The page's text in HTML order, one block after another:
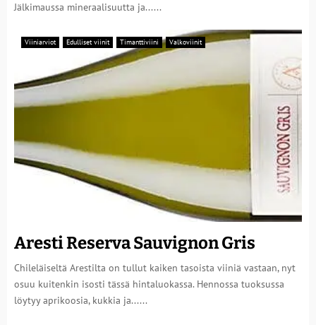
Jälkimaussa mineraalisuutta ja......
Viiniarviot Edulliset viinit Timanttiviini Valkoviinit
Aresti Reserva Sauvignon Gris
Chileläiseltä Arestilta on tullut kaiken tasoista viiniä vastaan, nyt
osuu kuitenkin isosti tässä hintaluokassa. Hennossa tuoksussa
löytyy aprikoosia, kukkia ja......